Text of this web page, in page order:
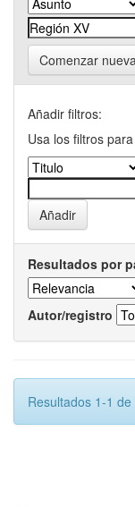
Comenzar
Añadir filtros:
Usa los filtros
Resultados por
Autor/registro
Resultados 1-1 de